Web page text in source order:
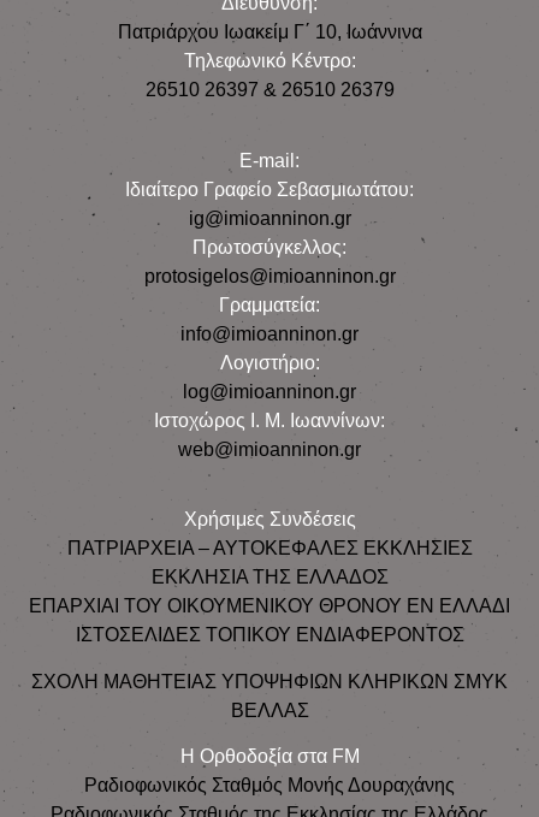
Πατριάρχου Ιωακείμ Γ΄ 10, Iωάννινα
Τηλεφωνικό Κέντρο:
26510 26397 & 26510 26379
E-mail:
Iδιαίτερο Γραφείο Σεβασμιωτάτου:
ig@imioanninon.gr
Πρωτοσύγκελλος:
protosigelos@imioanninon.gr
Γραμματεία:
info@imioanninon.gr
Λογιστήριο:
log@imioanninon.gr
Ιστοχώρος Ι. Μ. Ιωαννίνων:
web@imioanninon.gr
Χρήσιμες Συνδέσεις
ΠΑΤΡΙΑΡΧΕΙΑ – ΑΥΤΟΚΕΦΑΛΕΣ ΕΚΚΛΗΣΙΕΣ
ΕΚΚΛΗΣΙΑ ΤΗΣ ΕΛΛΑΔΟΣ
ΕΠΑΡΧΙΑΙ ΤΟΥ ΟΙΚΟΥΜΕΝΙΚΟΥ ΘΡΟΝΟΥ ΕΝ ΕΛΛΑΔΙ
ΙΣΤΟΣΕΛΙΔΕΣ ΤΟΠΙΚΟΥ ΕΝΔΙΑΦΕΡΟΝΤΟΣ
ΣΧΟΛΗ ΜΑΘΗΤΕΙΑΣ ΥΠΟΨΗΦΙΩΝ ΚΛΗΡΙΚΩΝ ΣΜΥΚ
ΒΕΛΛΑΣ
Η Ορθοδοξία στα FM
Ραδιοφωνικός Σταθμός Μονής Δουραχάνης